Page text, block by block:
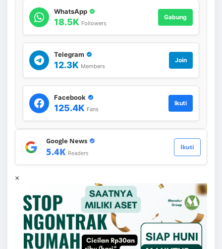
WhatsApp
18.5K Followers
Gabung
Telegram
12.3K Members
Join
Facebook
125.4K Fans
Ikuti
Google News
5.4K Readers
Ikuti
×